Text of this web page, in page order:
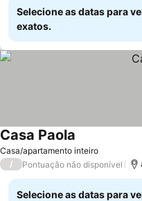
Selecione as datas para
exatos.
Casa/apartamento inteiro
Casa Paola
/ Pontuação não disponível
Selecione as datas para